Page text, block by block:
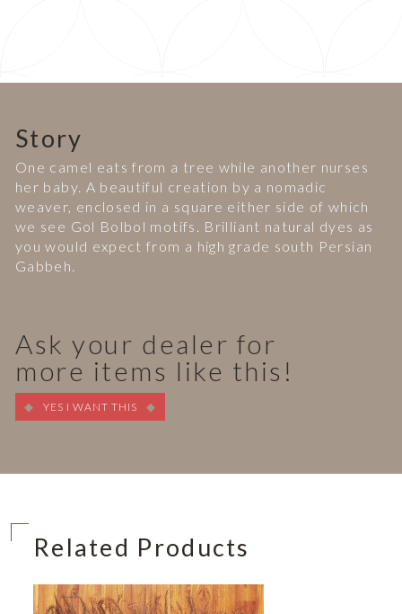
Story
One camel eats from a tree while another nurses
her baby. A beautiful creation by a nomadic
weaver, enclosed in a square either side of which
we see Gol Bolbol motifs. Brilliant natural dyes as
you would expect from a high grade south Persian
Gabbeh.
Ask your dealer for
more items like this!
YES I WANT THIS
Related Products